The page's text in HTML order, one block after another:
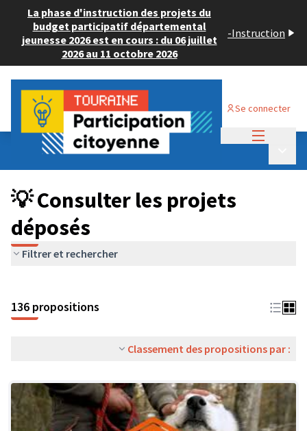
La phase d'instruction des projets du
budget participatif départemental
jeunesse 2026 est en cours : du 06 juillet
2026 au 11 octobre 2026
-Instruction
Se connecter
Budget Participatif JEUNESSE 2024
💡 Consulter les projets déposés
💡 Consulter les projets
déposés
Filtrer et rechercher
136 propositions
Classement des propositions par :